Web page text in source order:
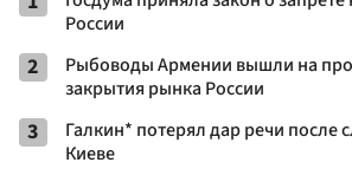
России
2
Рыбоводы Армении вышли на
закрытия рынка России
3
Галкин* потерял дар речи после
Киеве